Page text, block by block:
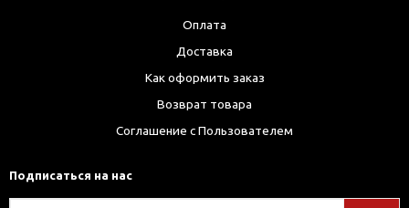
Оплата
Доставка
Как оформить заказ
Возврат товара
Соглашение с Пользователем
Подписаться на нас